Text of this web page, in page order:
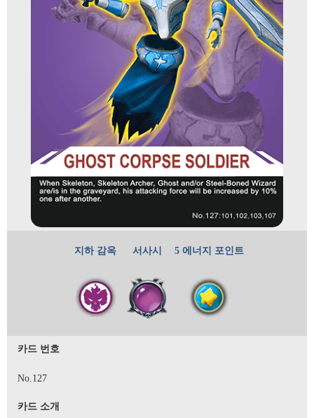
지하 감옥 서사시 5 에너지 포인트
카드 번호
No.127
카드 소개